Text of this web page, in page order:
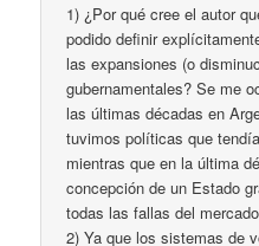
1) ¿Por qué cree el autor
podido definir
las expansiones (o
gubernamentales? Se me
las últimas décadas en
tuvimos políticas que
mientras que en la última
concepción de un Estado
todas las fallas del
2) Ya que los sistemas de